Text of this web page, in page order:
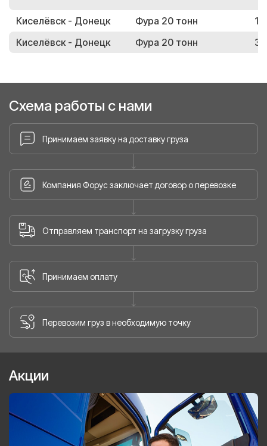
Киселёвск - Донецк Фура 20 тонн
Киселёвск - Донецк
Фура 20 тонн
Схема работы с нами
Принимаем заявку на доставку груза
Компания Форус заключает договор о перевозке
Отправляем транспорт на загрузку груза
Принимаем оплату
Перевозим груз в необходимую точку
Акции